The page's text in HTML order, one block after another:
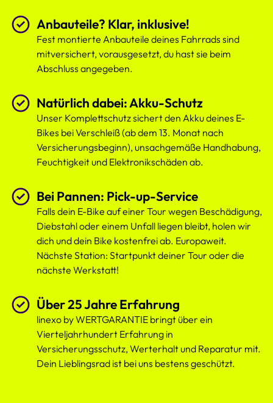
Anbauteile? Klar, inklusive!
Fest montierte Anbauteile deines Fahrrads sind
mitversichert, vorausgesetzt, du hast sie beim
Abschluss angegeben.
Natürlich dabei: Akku-Schutz
Unser Komplettschutz sichert den Akku deines E-
Bikes bei Verschleiß (ab dem 13. Monat nach
Versicherungsbeginn), unsachgemäße Handhabung,
Feuchtigkeit und Elektronikschäden ab.
Bei Pannen: Pick-up-Service
Falls dein E-Bike auf einer Tour wegen Beschädigung,
Diebstahl oder einem Unfall liegen bleibt, holen wir
dich und dein Bike kostenfrei ab. Europaweit.
Nächste Station: Startpunkt deiner Tour oder die
nächste Werkstatt!
Über 25 Jahre Erfahrung
linexo by WERTGARANTIE bringt über ein
Vierteljahrhundert Erfahrung in
Versicherungsschutz, Werterhalt und Reparatur mit.
Dein Lieblingsrad ist bei uns bestens geschützt.